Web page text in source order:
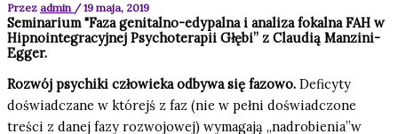
Przez admin /19 maja, 2019
Seminarium "Faza genitalno-edypalna i analiza fokalna FAH w
Hipnointegracyjnej Psychoterapii Głębi” z Claudią Manzini-
Egger.
Rozwój psychiki człowieka odbywa się fazowo. Deficyty
doświadczane w którejś z faz (nie w pełni doświadczone
treści z danej fazy rozwojowej) wymagają „nadrobienia”w